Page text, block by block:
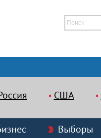
США
Выборы